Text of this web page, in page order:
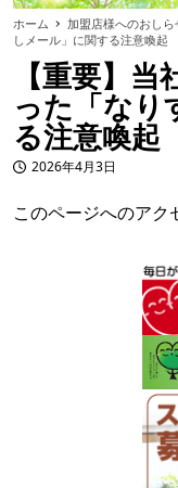
ホーム 加盟店様へのおしら
しメール」に関する注意喚起
【重要】
った「なり
る注意喚起
投稿日2026年4月3日
このページへのアク